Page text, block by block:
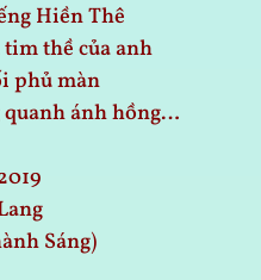
Hiền Thê
thề của anh
phủ màn
quanh ánh hồng…
Sáng)